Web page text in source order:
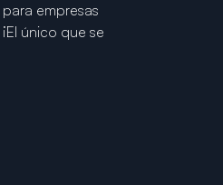
para empresas
¡El único que se